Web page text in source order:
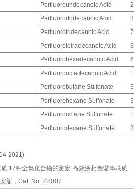
Perfluoroundecanoic Acid
Perfluorododecanoic Acid
Perfluorotridecanoic Acid
Perfluorotetradecanoic Acid
Perfluorohexadecanoic Acid
Perfluorooctadecanoic Acid
Perfluorobutane Sulfonate
Perfluorohexane Sulfonate
Perfluorooctane Sulfonate
Perfluorodecane Sulfonate
2021)
17种全氟化合物的测定 高效液相色谱串联质
瓿，Cat. No.: 48007